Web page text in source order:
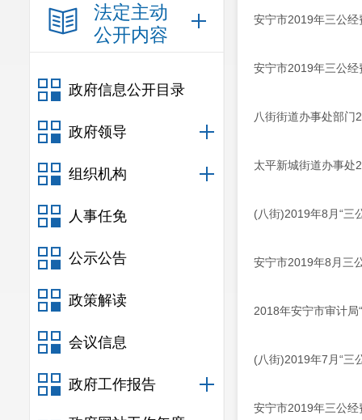
法定主动
公开内容
政府信息公开目录
政府领导
组织机构
人事任免
公示公告
政策解读
会议信息
政府工作报告
安宁市2019年三公
安宁市2019年三公
八街街道办事处部门
太平新城街道办事处
(八街)2019年8月“三
安宁市2019年8月三
2018年安宁市审计局
(八街)2019年7月“三
安宁市2019年三公